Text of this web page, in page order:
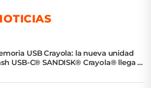
USB Crayola: la nueva unidad
USB-C® SANDISK® Crayola® llega a